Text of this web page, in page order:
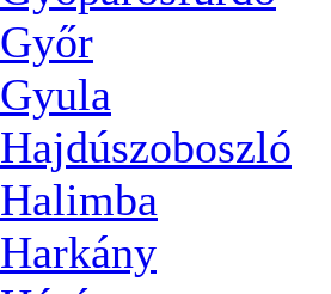
Győr
Gyula
Hajdúszoboszló
Halimba
Harkány